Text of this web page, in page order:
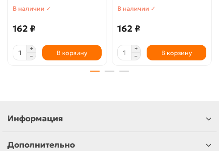
В наличии ✓
162 ₽
В корзину
В наличии ✓
162 ₽
В корзину
Информация
Дополнительно